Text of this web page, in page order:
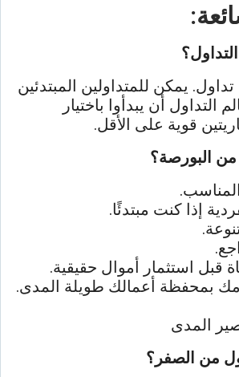
يمكن للمتداولين المبتدئين
التداول أن يبدأوا باختيار
قوية على الأقل.
البورصة؟
إذا كنت مبتدئًا.
قبل استثمار أموال حقيقية.
بمحفظة أعمالك طويلة المدى.
المدى
من الصفر؟